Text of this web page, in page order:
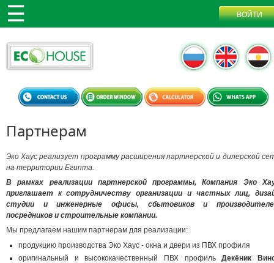
Партнерам
Эко Хаус реализует программу расширения партнерской и дилерской
на территории Египта.
В рамках реализации партнерской программы, Компания Эко
приглашает к сотрудничеству организации и частных лиц,
студии и инженерные офисы, сбытовиков и
посредников и строительные компании.
Мы предлагаем нашим партнерам для реализации:
продукцию производства Эко Хаус - окна и двери из ПВХ профиля
оригинальный и высококачественный ПВХ профильДекёник